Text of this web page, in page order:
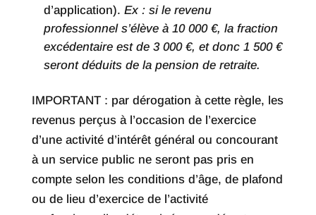
d’application). Ex : si le revenu
professionnel s’élève à 10 000 €, la fraction
excédentaire est de 3 000 €, et donc 1 500 €
seront déduits de la pension de retraite.
IMPORTANT : par dérogation à cette règle, les
revenus perçus à l’occasion de l’exercice
d’une activité d’intérêt général ou concourant
à un service public ne seront pas pris en
compte selon les conditions d’âge, de plafond
ou de lieu d’exercice de l’activité